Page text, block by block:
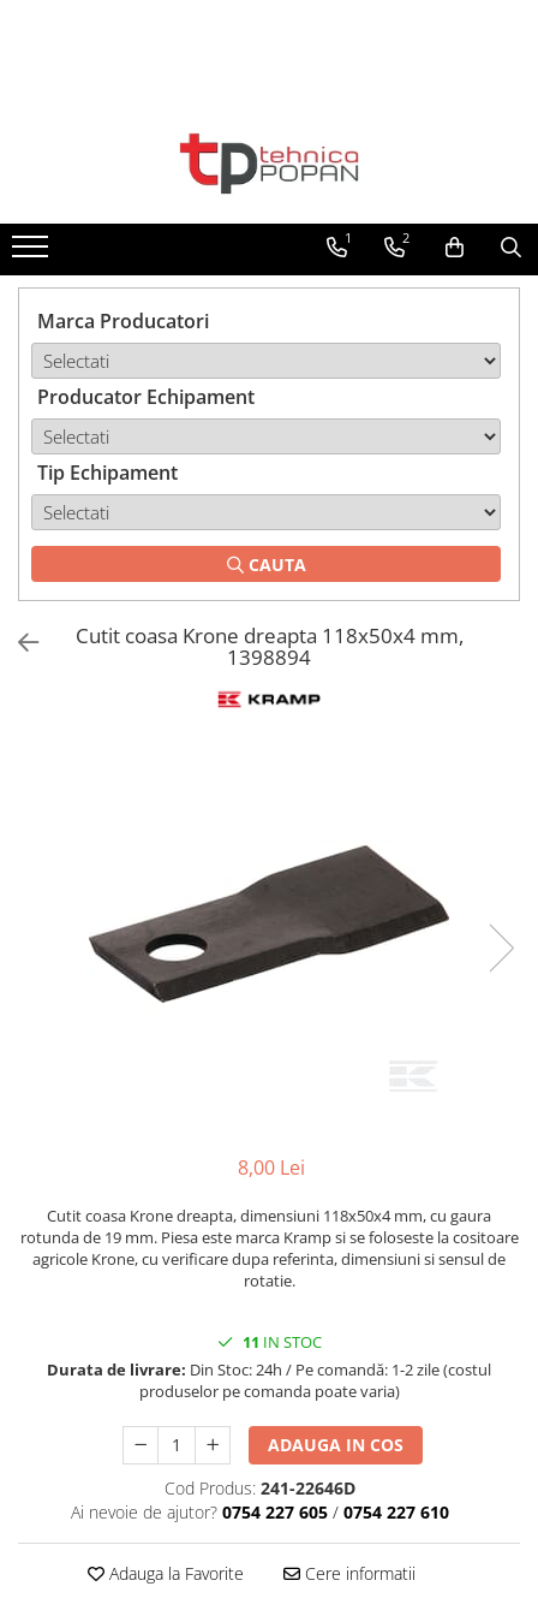
1. Piese & Accesorii Tractoare
1.1. Cabina & Caroserie
1.1.1. Geamuri
1.1.3. Embleme & Abtibilduri
1.1.4. Climatizare si accesorii
1.2. Piese cu Prindere în 3
Puncte si mecanism de ridicare
1.2.1. Prindere in 3 puncte
1.2.2. Mecanism de ridicare -
Tiranti si accesorii
1.3. Scaune & Accesorii
1.4.3. Distribuitoare
1.4.4. Cilindri si accesorii
1.5.4. Piese de schimb pentru
motor si accesorii
1.5.6. Răcire
1.5.9. Chiulasa si supape
1 2
Marca Producatori
Producator Echipament
Tip Echipament
CAUTA
Cutit coasa Krone dreapta 118x50x4 mm,
1398894
8,00 Lei
Cutit coasa Krone dreapta, dimensiuni 118x50x4 mm, cu gaura
rotunda de 19 mm. Piesa este marca Kramp si se foloseste la cositoare
agricole Krone, cu verificare dupa referinta, dimensiuni si sensul de
rotatie.
11 IN STOC
Durata de livrare: Din Stoc: 24h / Pe comandă: 1-2 zile (costul
produselor pe comanda poate varia)
ADAUGA IN COS
Cod Produs: 241-22646D
Ai nevoie de ajutor? 0754 227 605 / 0754 227 610
Adauga la Favorite Cere informatii